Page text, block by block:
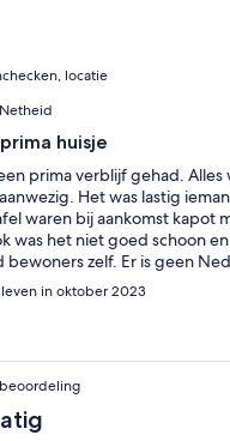
locatie
huisje
prima verblijf gehad. Alles
Het was lastig
waren bij aankomst kapot
was het niet goed schoon
bewoners zelf. Er is geen
liggen prima. De
in oktober 2023